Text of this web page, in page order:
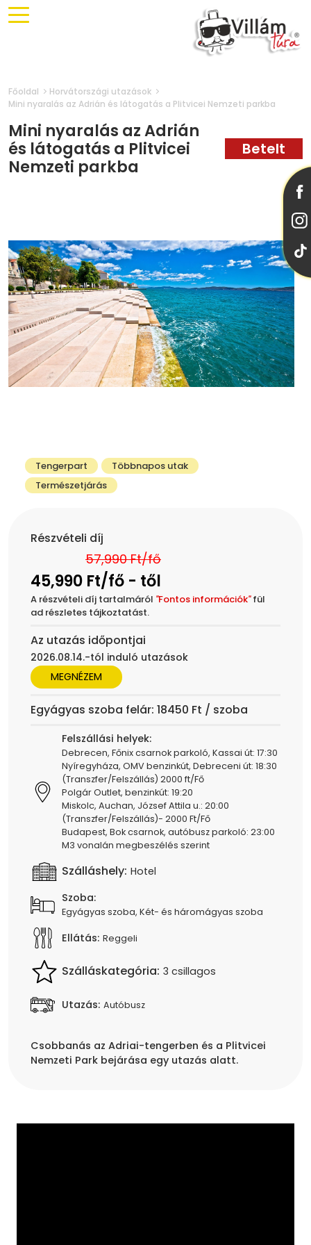
Főoldal
Horvátországi utazások
Mini nyaralás az Adrián és látogatás a Plitvicei Nemzeti parkba
Mini nyaralás az Adrián
és látogatás a Plitvicei
Nemzeti parkba
Tengerpart
Többnapos utak
Természetjárás
Részvételi díj
57,990 Ft/fő
45,990 Ft/fő - től
A részvételi díj tartalmáról "Fontos információk"fül
ad részletes tájkoztatást.
Az utazás időpontjai
2026.08.14.-tól induló utazások
MEGNÉZEM
Egyágyas szoba felár: 18450 Ft / szoba
Felszállási helyek:
Debrecen, Főnix csarnok parkoló, Kassai út: 17:30
Nyíregyháza, OMV benzinkút, Debreceni út: 18:30
(Transzfer/Felszállás) 2000 ft/Fő
Polgár Outlet, benzinkút: 19:20
Miskolc, Auchan, József Attila u.: 20:00
(Transzfer/Felszállás)- 2000 Ft/Fő
Budapest, Bok csarnok, autóbusz parkoló: 23:00
M3 vonalán megbeszélés szerint
Szálláshely: Hotel
Szoba:
Egyágyas szoba, Két- és háromágyas szoba
Ellátás: Reggeli
Szálláskategória: 3 csillagos
Utazás: Autóbusz
Csobbanás az Adriai-tengerben és a Plitvicei